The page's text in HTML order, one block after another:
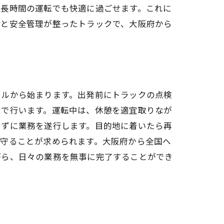
時間の運転でも快適に過ごせます。これに
安全管理が整ったトラックで、大阪府から
から始まります。出発前にトラックの点検
行います。運転中は、休憩を適宜取りなが
に業務を遂行します。目的地に着いたら再
ることが求められます。大阪府から全国へ
、日々の業務を無事に完了することができ